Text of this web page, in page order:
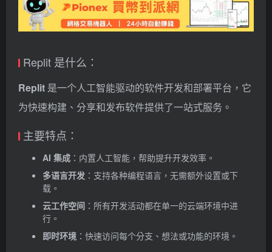
Replit 是什么：
Replit 是一个人工智能驱动的软件开发和部署平台，它
为快速构建、分享和发布软件提供了一站式服务。
主要特点：
AI 集成 ：内置人工智能，帮助提升开发效率。
多语言开发 ：支持各种编程语言，无需额外设置或下
载。
云工作空间 ：所有开发活动都在单一的云端环境中进
行。
即时环境 ：快速访问每个分支、想法或功能的环境。